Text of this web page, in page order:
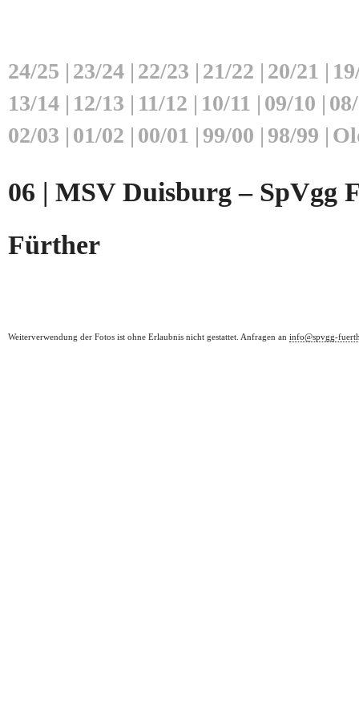
24/25 | 23/24 | 22/23 | 21/22 | 20/21 |
13/14 | 12/13 | 11/12 | 10/11 | 09/10 |
02/03 | 01/02 | 00/01 | 99/00 | 98/99 |
06 | MSV Duisburg – SpVgg
Fürther
Weiterverwendung der Fotos ist ohne Erlaubnis nicht gestattet. Anfragen an info@spvgg-